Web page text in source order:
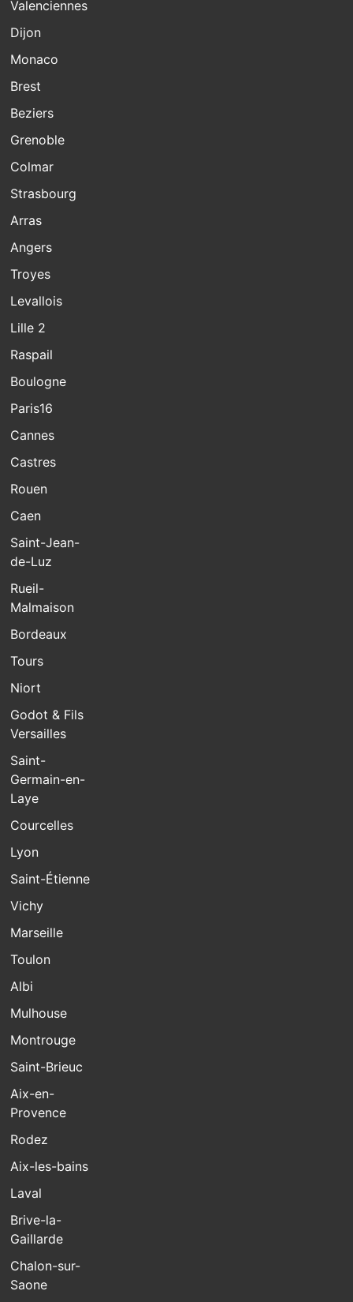
Valenciennes
Dijon
Monaco
Brest
Beziers
Grenoble
Colmar
Strasbourg
Arras
Angers
Troyes
Levallois
Lille 2
Raspail
Boulogne
Paris16
Cannes
Castres
Rouen
Caen
Saint-Jean-
de-Luz
Rueil-
Malmaison
Bordeaux
Tours
Niort
Godot & Fils
Versailles
Saint-
Germain-en-
Laye
Courcelles
Lyon
Saint-Étienne
Vichy
Marseille
Toulon
Albi
Mulhouse
Montrouge
Saint-Brieuc
Aix-en-
Provence
Rodez
Aix-les-bains
Laval
Brive-la-
Gaillarde
Chalon-sur-
Saone